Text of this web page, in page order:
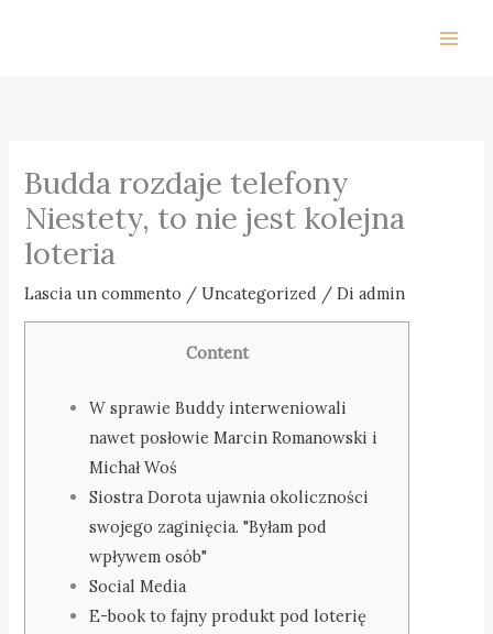
Budda rozdaje telefony
Niestety, to nie jest kolejna
loteria
Lascia un commento /Uncategorized / Diadmin
Content
W sprawie Buddy interweniowali
nawet posłowie Marcin Romanowski i
Michał Woś
Siostra Dorota ujawnia okoliczności
swojego zaginięcia. "Byłam pod
wpływem osób"
Social Media
E-book to fajny produkt pod loterię